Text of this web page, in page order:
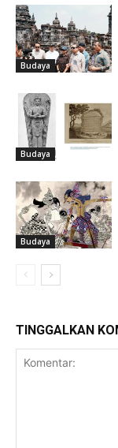
Budaya
Budaya
Budaya
TINGGALKAN